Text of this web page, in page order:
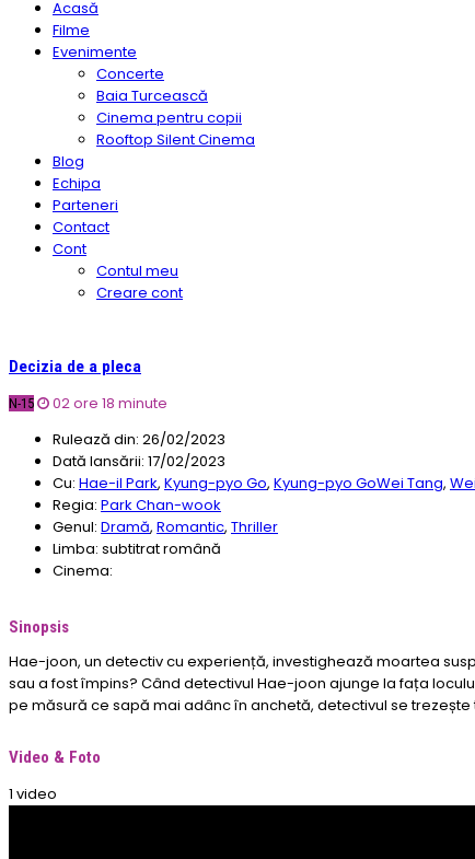
Acasă
Filme
Evenimente
Concerte
Baia Turcească
Cinema pentru copii
Rooftop Silent Cinema
Blog
Echipa
Parteneri
Contact
Cont
Contul meu
Creare cont
Decizia de a pleca
N-15
02 ore 18 minute
Rulează din: 26/02/2023
Dată lansării: 17/02/2023
Cu: Hae-il Park, Kyung-pyo Go, Kyung-pyo GoWei Tang,
Regia: Park Chan-wook
Genul: Dramă, Romantic, Thriller
Limba: subtitrat română
Cinema:
Sinopsis
Hae-joon, un detectiv cu experiență, investighează moartea
sau a fost împins? Când detectivul Hae-joon ajunge la fața
pe măsură ce sapă mai adânc în anchetă, detectivul se
Video & Foto
1 video